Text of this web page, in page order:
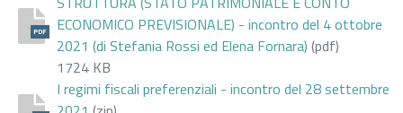
PDF
ECONOMICO PREVISIONALE) - incontro del 4 ottobre
2021 (di Stefania Rossi ed Elena Fornara) (pdf)
1724 KB
I regimi fiscali preferenziali - incontro del 28 settembre